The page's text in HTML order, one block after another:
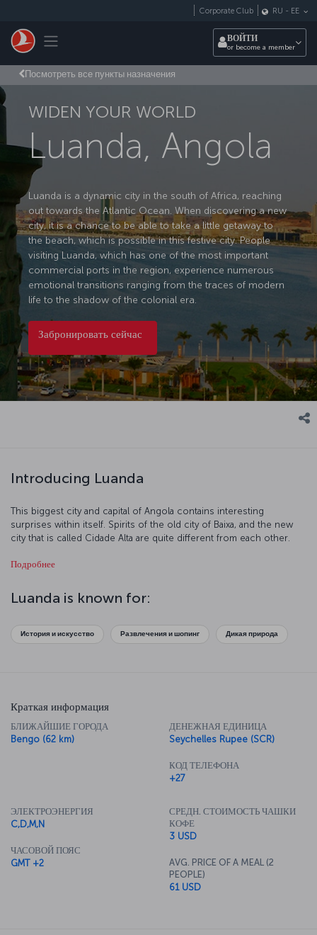
Toggle navigation
Corporate Club RU - EE
ВОЙТИ
or become a member
Посмотреть все пункты назначения
WIDEN YOUR WORLD
Luanda, Angola
Luanda is a dynamic city in the south of Africa, reaching
out towards the Atlantic Ocean. When discovering a new
city, it is a chance to be able to take a little getaway to
the beach, which is possible in this festive city. People
visiting Luanda, which has one of the most important
commercial ports in the region, experience numerous
emotional transitions ranging from the traces of modern
life to the shadow of the colonial era.
Забронировать сейчас
Introducing Luanda
This biggest city and capital of Angola contains interesting
surprises within itself. Spirits of the old city of Baixa, and the new
city that is called Cidade Alta are quite different from each other.
city replaces with the melodic tune of Portuguese in the city
Подробнее
Luanda is known for:
История и искусство Развлечения и шопинг Дикая природа
Краткая информация
БЛИЖАЙШИЕ ГОРОДА
Bengo (62 km)
ДЕНЕЖНАЯ ЕДИНИЦА
Seychelles Rupee (SCR)
КОД ТЕЛЕФОНА
+27
ЭЛЕКТРОЭНЕРГИЯ
C,D,M,N
ЧАСОВОЙ ПОЯС
GMT +2
СРЕДН. СТОИМОСТЬ ЧАШКИ
КОФЕ
3 USD
AVG. PRICE OF A MEAL (2
PEOPLE)
61 USD